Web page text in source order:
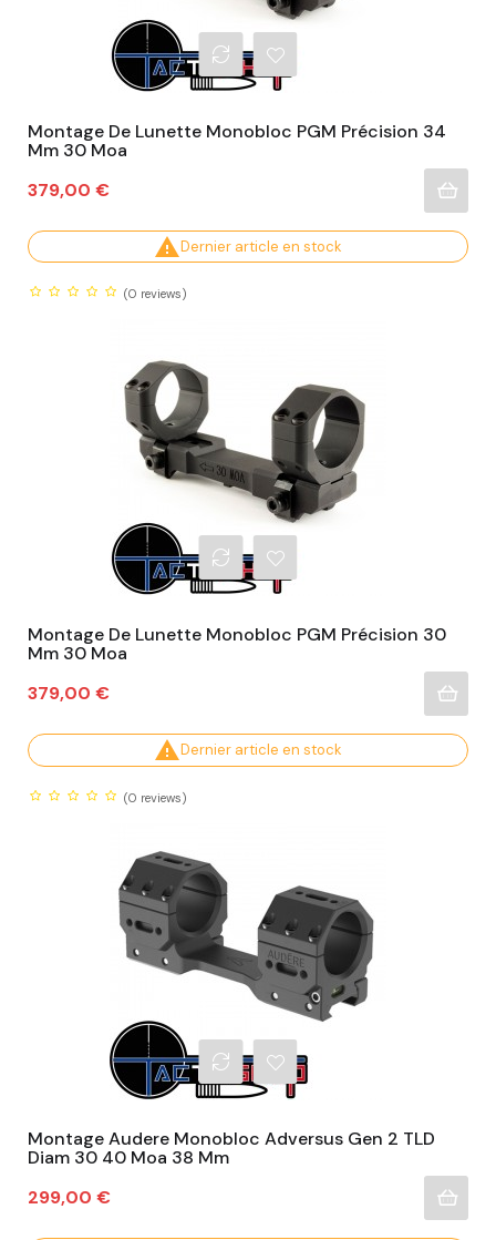
Montage De Lunette Monobloc PGM Précision 34
Mm 30 Moa
Prix
379,00 €
Dernier article en stock
(0 reviews)
Montage De Lunette Monobloc PGM Précision 30
Mm 30 Moa
Prix
379,00 €
Dernier article en stock
(0 reviews)
Montage Audere Monobloc Adversus Gen 2 TLD
Diam 30 40 Moa 38 Mm
Prix
299,00 €